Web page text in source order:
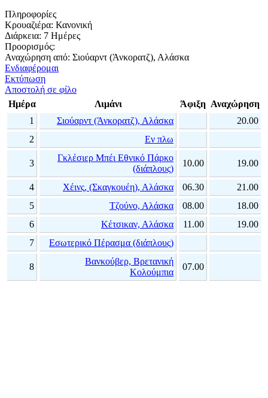
Πληροφορίες
Κρουαζιέρα: Κανονική
Διάρκεια: 7 Ημέρες
Προορισμός:
Αναχώρηση από: Σιούαρντ (Άνκορατζ), Αλάσκα
Ενδιαφέρομαι
Εκτύπωση
Αποστολή σε φίλο
Ημέρα
Λιμάνι Άφιξη Αναχώρηση
1
Σιούαρντ (Άνκορατζ), Αλάσκα
20.00
2
Εν πλω
3
Γκλέσιερ Μπέι Εθνικό Πάρκο
(διάπλους)
10.00 19.00
4 Χέινς, (Σκαγκουέη), Αλάσκα 06.30
21.00
5
Τζούνο, Αλάσκα 08.00
18.00
6
Κέτσικαν, Αλάσκα 11.00
19.00
7
Εσωτερικό Πέρασμα (διάπλους)
8
Βανκούβερ, Βρετανική
Κολούμπια
07.00